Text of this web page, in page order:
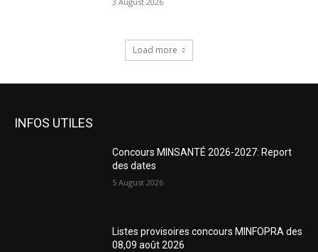
Load more
INFOS UTILES
Concours MINSANTÉ 2026-2027: Report
des dates
5 August 2026
Listes provisoires concours MINFOPRA des
08,09 août 2026